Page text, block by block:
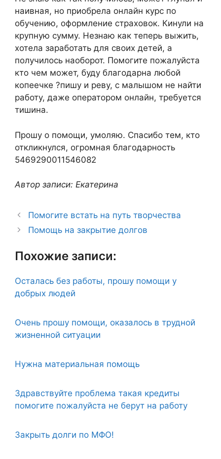
наивная, но приобрела онлайн курс по
обучению, оформление страховок. Кинули на
крупную сумму. Незнаю как теперь выжить,
хотела заработать для своих детей, а
получилось наоборот. Помогите пожалуйста
кто чем может, буду благодарна любой
копеечке ?пишу и реву, с малышом не найти
работу, даже оператором онлайн, требуется
тишина.
Прошу о помощи, умоляю. Спасибо тем, кто
откликнулся, огромная благодарность
5469290011546082
Автор записи: Екатерина
Помогите встать на путь творчества
Помощь на закрытие долгов
Похожие записи:
Осталась без работы, прошу помощи у
добрых людей
Очень прошу помощи, оказалось в трудной
жизненной ситуации
Нужна материальная помощь
Здравствуйте проблема такая кредиты
помогите пожалуйста не берут на работу
Закрыть долги по МФО!